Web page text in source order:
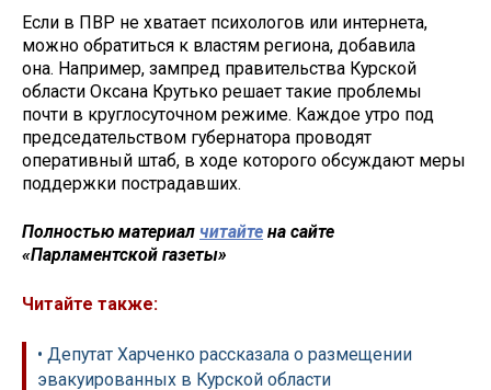
Если в ПВР не хватает психологов или интернета,
можно обратиться к властям региона, добавила
она. Например, зампред правительства Курской
области Оксана Крутько решает такие проблемы
почти в круглосуточном режиме. Каждое утро под
председательством губернатора проводят
оперативный штаб, в ходе которого обсуждают меры
поддержки пострадавших.
Полностью материал читайте на сайте
«Парламентской газеты»
Читайте также:
• Депутат Харченко рассказала о размещении
эвакуированных в Курской области